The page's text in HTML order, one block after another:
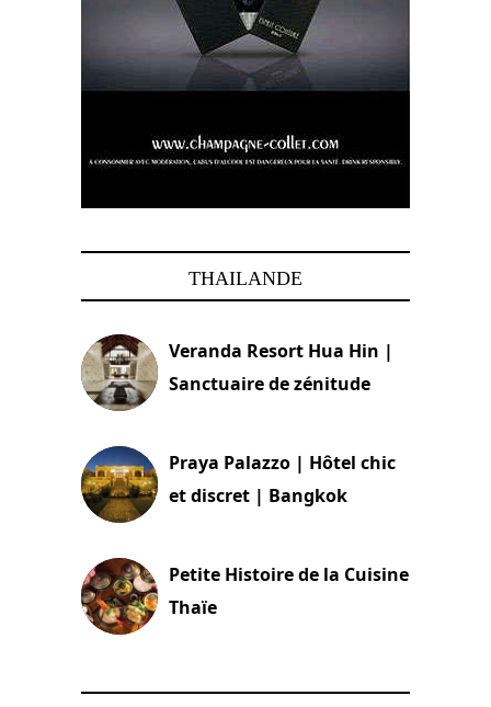
THAILANDE
Veranda Resort Hua Hin |
Sanctuaire de zénitude
Praya Palazzo | Hôtel chic
et discret | Bangkok
Petite Histoire de la Cuisine
Thaïe